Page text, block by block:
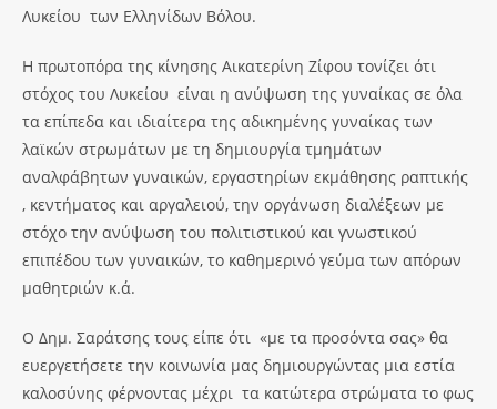
Λυκείου των Ελληνίδων Βόλου.
Η πρωτοπόρα της κίνησης Αικατερίνη Ζίφου τονίζει ότι
στόχος του Λυκείου είναι η ανύψωση της γυναίκας σε όλα
τα επίπεδα και ιδιαίτερα της αδικημένης γυναίκας των
λαϊκών στρωμάτων με τη δημιουργία τμημάτων
αναλφάβητων γυναικών, εργαστηρίων εκμάθησης ραπτικής
, κεντήματος και αργαλειού, την οργάνωση διαλέξεων με
στόχο την ανύψωση του πολιτιστικού και γνωστικού
επιπέδου των γυναικών, το καθημερινό γεύμα των απόρων
μαθητριών κ.ά.
Ο Δημ. Σαράτσης τους είπε ότι «με τα προσόντα σας» θα
ευεργετήσετε την κοινωνία μας δημιουργώντας μια εστία
καλοσύνης φέρνοντας μέχρι τα κατώτερα στρώματα το φως